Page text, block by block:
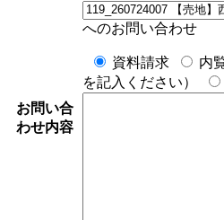
お問い合
わせ内容
へのお問い合わせ
資料請求
内
を記入ください）